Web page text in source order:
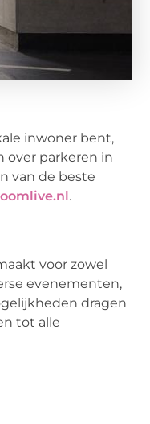
inwoner bent,
over parkeren in
van de beste
.
voor zowel
evenementen,
dragen
tot alle